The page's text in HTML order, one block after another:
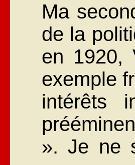
Ma
de la
en 1920,
exemple
intérêts
». Je ne